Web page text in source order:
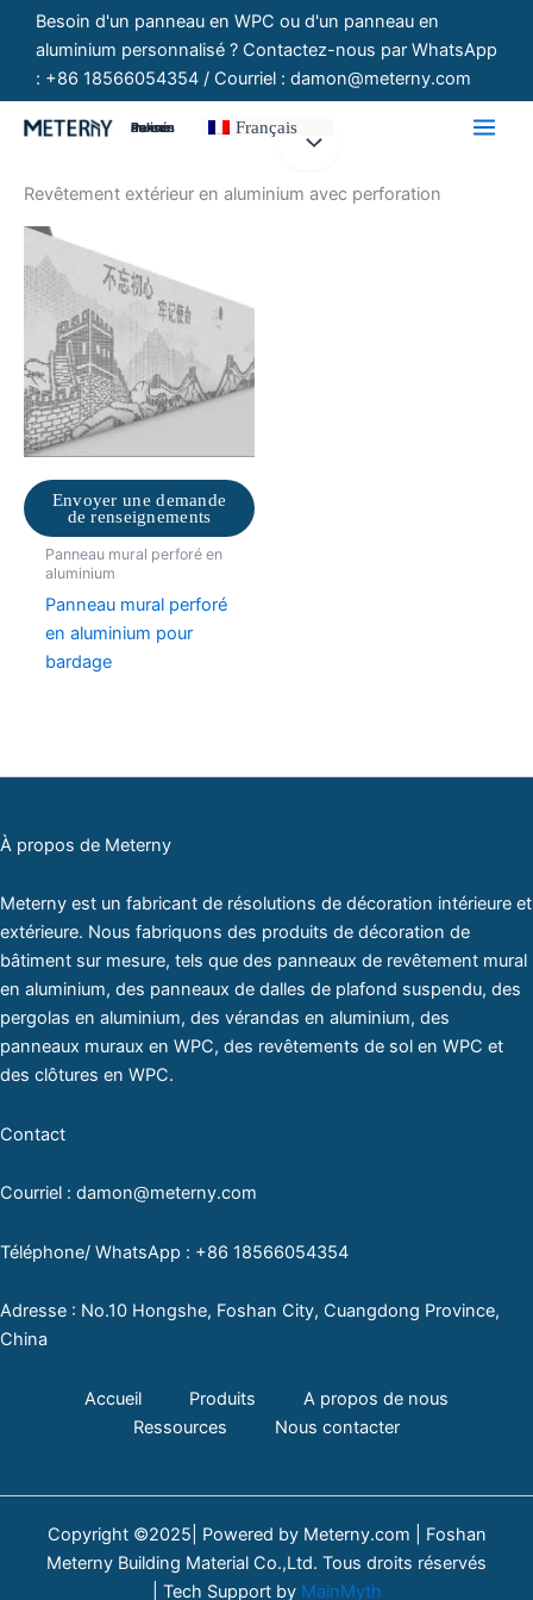
contenu
Besoin d'un panneau en WPC ou d'un panneau en
aluminium personnalisé ? Contactez-nous par WhatsApp
: +86 18566054354 / Courriel : damon@meterny.com
Panneaux Personnalisés Français
Revêtement extérieur en aluminium avec perforation
Envoyer une demande
de renseignements
Panneau mural perforé en
aluminium
Panneau mural perforé
en aluminium pour
bardage
À propos de Meterny
Meterny est un fabricant de résolutions de décoration intérieure et
extérieure. Nous fabriquons des produits de décoration de
bâtiment sur mesure, tels que des panneaux de revêtement mural
en aluminium, des panneaux de dalles de plafond suspendu, des
pergolas en aluminium, des vérandas en aluminium, des
panneaux muraux en WPC, des revêtements de sol en WPC et
des clôtures en WPC.
Contact
Courriel : damon@meterny.com
Téléphone/ WhatsApp : +86 18566054354
Adresse : No.10 Hongshe, Foshan City, Cuangdong Province,
China
Accueil Produits
A propos de nous
Ressources
Nous contacter
Copyright ©2025| Powered by Meterny.com | Foshan
Meterny Building Material Co.,Ltd. Tous droits réservés
| Tech Support by MainMyth